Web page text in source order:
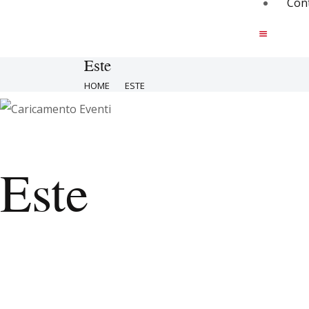
Este
HOME ESTE
Este